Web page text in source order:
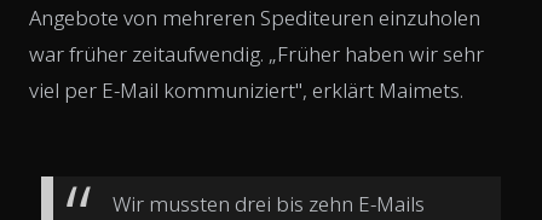
Angebote von mehreren Spediteuren einzuholen
war früher zeitaufwendig. „Früher haben wir sehr
viel per E-Mail kommuniziert", erklärt Maimets.
Wir mussten drei bis zehn E-Mails